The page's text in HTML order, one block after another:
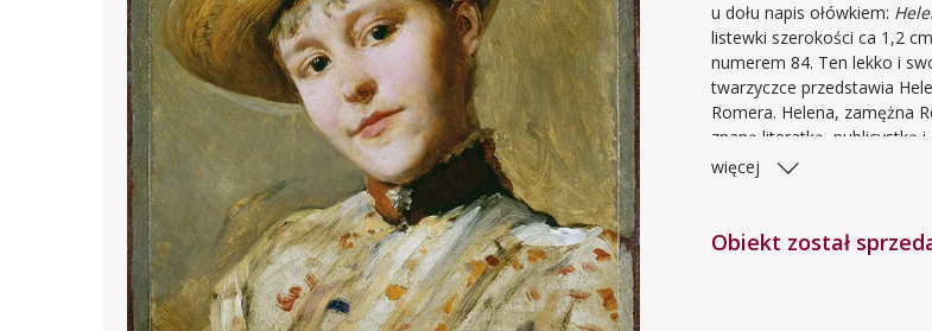
u dołu napis ołówkiem:
listewki szerokości ca 1,2
numerem 84. Ten lekko i swobodnie malowany portret uroczej panienki o delikatnej, wrażliwej
twarzyczce przedstawia
Romera. Helena, zamężna
znaną literatką, publicystką i
Karylla czyli miłość
więcej
Obiekt został